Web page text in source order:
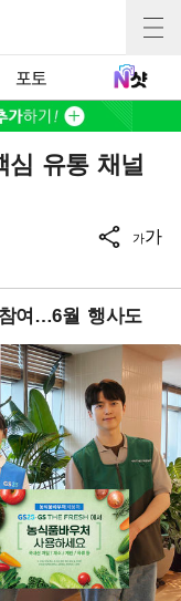
포토
심 유통 채널
가가
여…6월 행사도